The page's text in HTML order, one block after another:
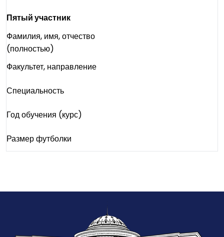
Пятый участник
Фамилия, имя, отчество
(полностью)
Факультет, направление
Специальность
Год обучения (курс)
Размер футболки